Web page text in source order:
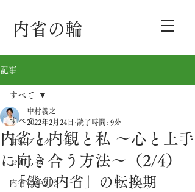
内省の輪
記事
すべて
自叙ブログ
お知らせ
内省の手引き
すべて
内省と内観と私 〜心と上手
に向き合う方法〜（2/4）
中村義之
2022年2月24日 読了時間: 9分
「僕の内省」の転換期